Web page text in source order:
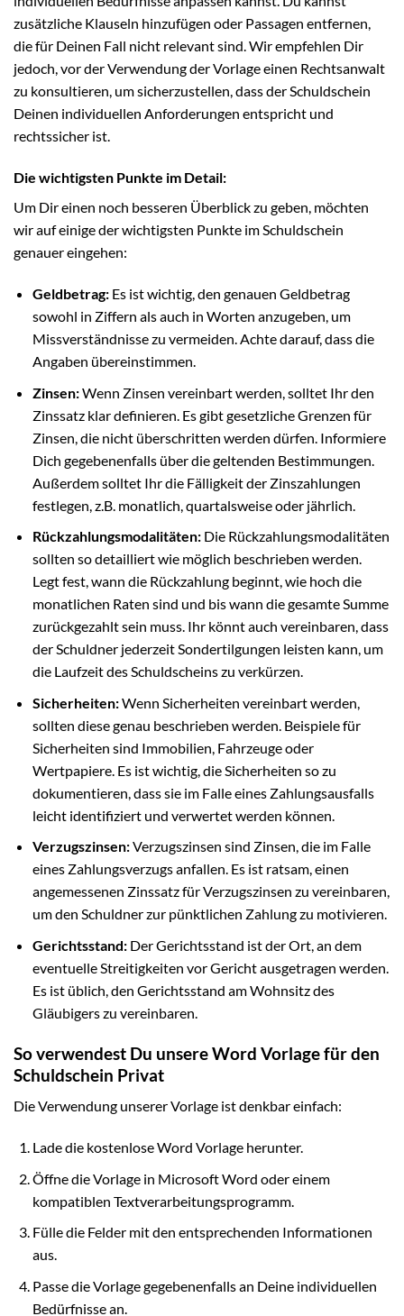
zusätzliche Klauseln hinzufügen oder Passagen entfernen,
die für Deinen Fall nicht relevant sind. Wir empfehlen Dir
jedoch, vor der Verwendung der Vorlage einen Rechtsanwalt
zu konsultieren, um sicherzustellen, dass der Schuldschein
Deinen individuellen Anforderungen entspricht und
rechtssicher ist.
Die wichtigsten Punkte im Detail:
Um Dir einen noch besseren Überblick zu geben, möchten
wir auf einige der wichtigsten Punkte im Schuldschein
genauer eingehen:
Geldbetrag:Es ist wichtig, den genauen Geldbetrag
sowohl in Ziffern als auch in Worten anzugeben, um
Missverständnisse zu vermeiden. Achte darauf, dass die
Angaben übereinstimmen.
Zinsen:Wenn Zinsen vereinbart werden, solltet Ihr den
Zinssatz klar definieren. Es gibt gesetzliche Grenzen für
Zinsen, die nicht überschritten werden dürfen. Informiere
Dich gegebenenfalls über die geltenden Bestimmungen.
Außerdem solltet Ihr die Fälligkeit der Zinszahlungen
festlegen, z.B. monatlich, quartalsweise oder jährlich.
Rückzahlungsmodalitäten:Die Rückzahlungsmodalitäten
sollten so detailliert wie möglich beschrieben werden.
Legt fest, wann die Rückzahlung beginnt, wie hoch die
monatlichen Raten sind und bis wann die gesamte Summe
zurückgezahlt sein muss. Ihr könnt auch vereinbaren, dass
der Schuldner jederzeit Sondertilgungen leisten kann, um
die Laufzeit des Schuldscheins zu verkürzen.
Sicherheiten:Wenn Sicherheiten vereinbart werden,
sollten diese genau beschrieben werden. Beispiele für
Sicherheiten sind Immobilien, Fahrzeuge oder
Wertpapiere. Es ist wichtig, die Sicherheiten so zu
dokumentieren, dass sie im Falle eines Zahlungsausfalls
leicht identifiziert und verwertet werden können.
Verzugszinsen:Verzugszinsen sind Zinsen, die im Falle
eines Zahlungsverzugs anfallen. Es ist ratsam, einen
angemessenen Zinssatz für Verzugszinsen zu vereinbaren,
um den Schuldner zur pünktlichen Zahlung zu motivieren.
Gerichtsstand:Der Gerichtsstand ist der Ort, an dem
eventuelle Streitigkeiten vor Gericht ausgetragen werden.
Es ist üblich, den Gerichtsstand am Wohnsitz des
Gläubigers zu vereinbaren.
So verwendest Du unsere Word Vorlage für den
Schuldschein Privat
Die Verwendung unserer Vorlage ist denkbar einfach:
Lade die kostenlose Word Vorlage herunter.
Öffne die Vorlage in Microsoft Word oder einem
kompatiblen Textverarbeitungsprogramm.
Fülle die Felder mit den entsprechenden Informationen
aus.
Passe die Vorlage gegebenenfalls an Deine individuellen
Bedürfnisse an.